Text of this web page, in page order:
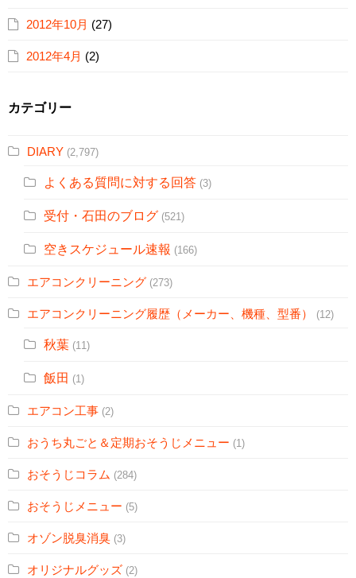
2012年10月 (27)
2012年4月 (2)
カテゴリー
DIARY (2,797)
よくある質問に対する回答 (3)
受付・石田のブログ (521)
空きスケジュール速報 (166)
エアコンクリーニング (273)
エアコンクリーニング履歴（メーカー、機種、型番） (12)
秋葉 (11)
飯田 (1)
エアコン工事 (2)
おうち丸ごと＆定期おそうじメニュー (1)
おそうじコラム (284)
おそうじメニュー (5)
オゾン脱臭消臭 (3)
オリジナルグッズ (2)